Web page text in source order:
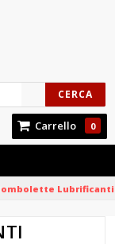
CERCA
Carrello 0
Lubrificanti